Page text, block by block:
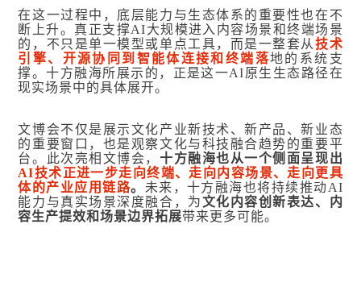
在这一过程中，底层能力与生态体系的重要性也在不
断上升。真正支撑AI大规模进入内容场景和终端场景
的，不只是单一模型或单点工具，而是一整套从技术
引擎、开源协同到智能体连接和终端落地的系统支
撑。十方融海所展示的，正是这一AI原生生态路径在
现实场景中的具体展开。
文博会不仅是展示文化产业新技术、新产品、新业态
的重要窗口，也是观察文化与科技融合趋势的重要平
台。此次亮相文博会， 十方融海也从一个侧面呈现出
AI技术正进一步走向终端、走向内容场景、走向更具
体的产业应用链路。 未来，十方融海也将持续推动AI
能力与真实场景深度融合，为文化内容创新表达、内
容生产提效和场景边界拓展带来更多可能。